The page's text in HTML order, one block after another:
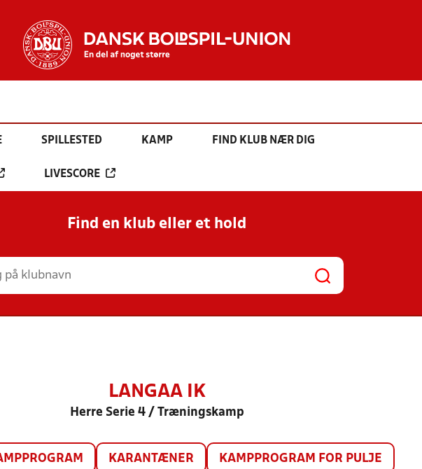
SPILLESTED KAMP FIND KLUB NÆR DIG
LIVESCORE
Find en klub eller et hold
LANGAA IK
Herre Serie 4 / Træningskamp
KARANTÆNER KAMPPROGRAM FOR PULJE